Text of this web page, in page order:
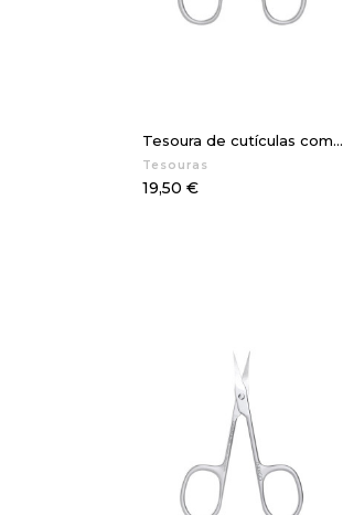
Tesoura de cutículas com...
Tesouras
Preço
19,50 €